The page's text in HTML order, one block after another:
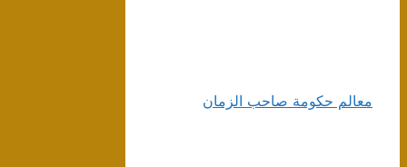
معالم حكومة صاحب الزمان